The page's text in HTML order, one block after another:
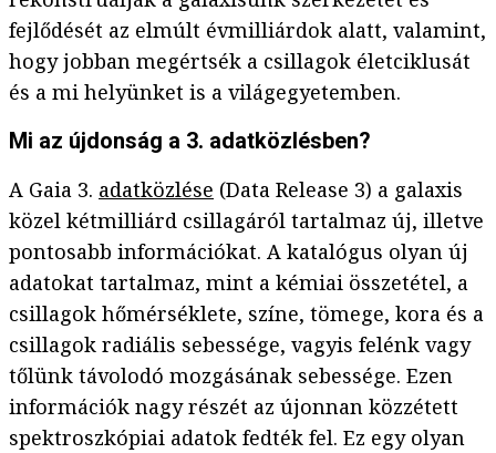
fejlődését az elmúlt évmilliárdok alatt, valamint,
hogy jobban megértsék a csillagok életciklusát
és a mi helyünket is a világegyetemben.
Mi az újdonság a 3. adatközlésben?
A Gaia 3. adatközlése (Data Release 3) a galaxis
közel kétmilliárd csillagáról tartalmaz új, illetve
pontosabb információkat. A katalógus olyan új
adatokat tartalmaz, mint a kémiai összetétel, a
csillagok hőmérséklete, színe, tömege, kora és a
csillagok radiális sebessége, vagyis felénk vagy
tőlünk távolodó mozgásának sebessége. Ezen
információk nagy részét az újonnan közzétett
spektroszkópiai adatok fedték fel. Ez egy olyan